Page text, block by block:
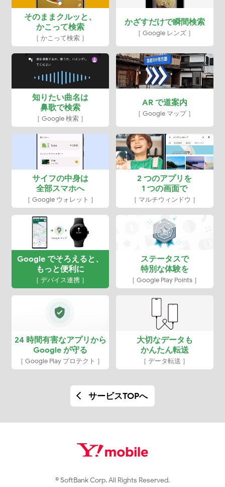
そのままクルッと、
かこって検索
［ かこって検索 ］
かざすだけで瞬間検索
［ Google レンズ ］
知りたい曲名は
鼻歌で検索
［ Google 検索 ］
AR で道案内
［ Google マップ ］
サイフの中身は
全部スマホへ
［ Google ウォレット ］
2 つのアプリを
1 つの画面で
［ マルチウィンドウ ］
Google でそろえると、
もっと便利に
［ デバイス連携 ］
ステータスで
特別な体験を
［ Google Play Points ］
24 時間有害なアプリから
Google が守る
［ Google Play プロテクト ］
大切なデータも
かんたん転送
［ データ転送 ］
サービスTOPへ
© SoftBank Corp. All Rights Reserved.